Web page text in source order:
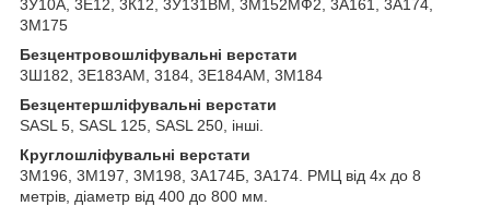
3У10А, 3Е12, 3К12, 3У131ВМ, 3М152МФ2, 3А161, 3А174,
3М175
Безцентровошліфувальні верстати
3Ш182, 3Е183АМ, 3184, 3Е184АМ, 3М184
Безцентершліфувальні верстати
SASL 5, SASL 125, SASL 250, інші.
Круглошліфувальні верстати
3М196, 3М197, 3М198, 3А174Б, 3А174. РМЦ від 4х до 8
метрів, діаметр від 400 до 800 мм.